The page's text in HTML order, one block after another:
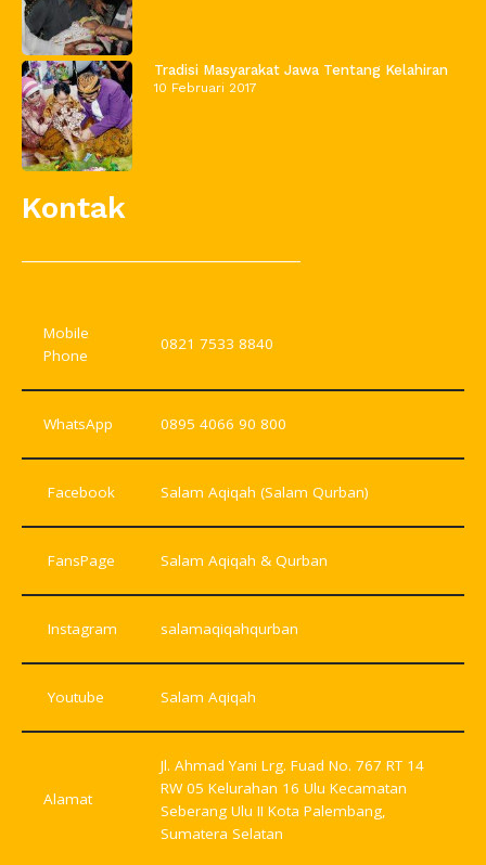
Tradisi Masyarakat Jawa Tentang Kelahiran
10 Februari 2017
Kontak
Mobile
Phone
0821 7533 8840
WhatsApp 0895 4066 90 800
Facebook Salam Aqiqah (Salam Qurban)
FansPage Salam Aqiqah & Qurban
Instagram salamaqiqahqurban
Youtube Salam Aqiqah
Alamat
Jl. Ahmad Yani Lrg. Fuad No. 767 RT 14
RW 05 Kelurahan 16 Ulu Kecamatan
Seberang Ulu II Kota Palembang,
Sumatera Selatan